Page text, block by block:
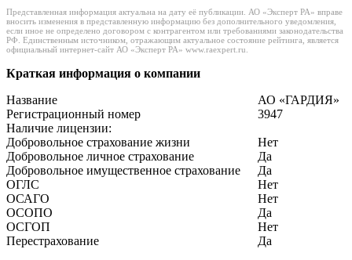
Представленная информация актуальна на дату её публикации. АО «Эксперт РА» вправе
вносить изменения в представленную информацию без дополнительного уведомления,
если иное не определено договором с контрагентом или требованиями законодательства
РФ. Единственным источником, отражающим актуальное состояние рейтинга, является
официальный интернет-сайт АО «Эксперт РА» www.raexpert.ru.
Краткая информация о компании
Название
АО «ГАРДИЯ»
Регистрационный номер
3947
Наличие лицензии:
Добровольное страхование жизни
Нет
Добровольное личное страхование
Да
Добровольное имущественное страхование
Да
ОГЛС
Нет
ОСАГО
Нет
ОСОПО
Да
ОСГОП
Нет
Перестрахование
Да